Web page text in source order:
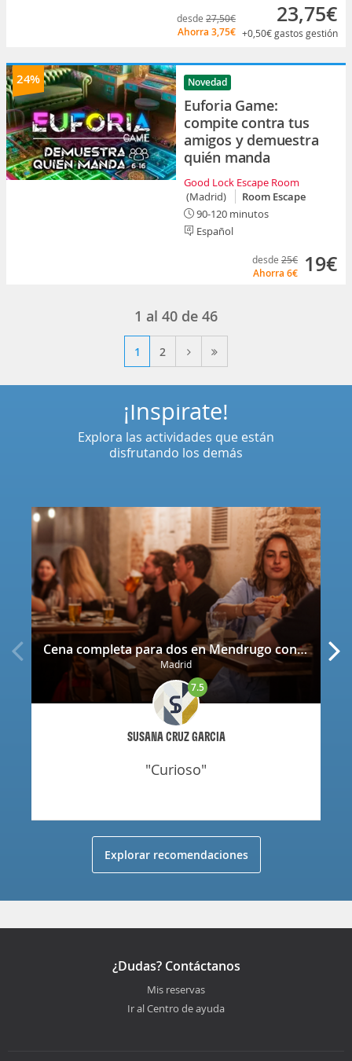
desde 27,50€
Ahorra 3,75€
23,75€
+0,50€gastos gestión
24% Novedad
Euforia Game:
compite contra tus
amigos y demuestra
quién manda
Good Lock Escape Room
(Madrid)
Room Escape
90-120 minutos
Español
desde 25€
Ahorra 6€ 19€
1 al 40 de 46
1 2
Cena completa para dos en Mendrugo con cerveza artesana incluida
Madrid
SUSANA CRUZ GARCIA
7.5
"curioso"
¡Inspírate!
Explora las actividades que están
disfrutando los demás
Explorar recomendaciones
¿Dudas? Contáctanos
Mis reservas
Ir al Centro de ayuda